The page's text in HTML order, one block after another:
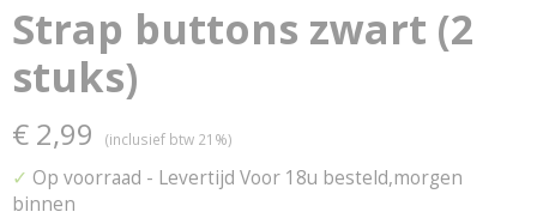
Strap buttons zwart (2
stuks)
€ 2,99 (inclusief btw 21%)
✓ Op voorraad - Levertijd Voor 18u besteld,morgen
binnen